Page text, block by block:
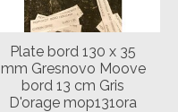
Plate bord 130 x 35
mm Gresnovo Moove
bord 13 cm Gris
D'orage mop131ora